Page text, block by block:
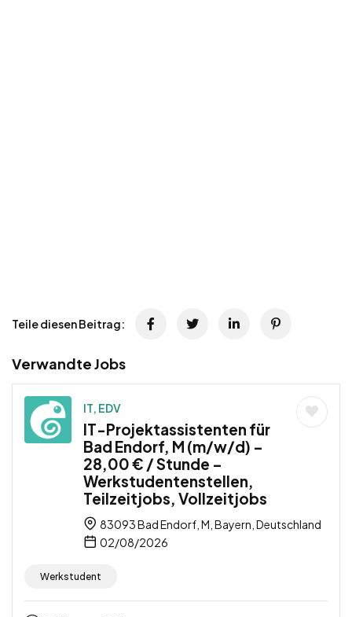
Teile diesen Beitrag:
Verwandte Jobs
IT, EDV
IT-Projektassistenten für
Bad Endorf, M (m/w/d) –
28,00 € / Stunde –
Werkstudentenstellen,
Teilzeitjobs, Vollzeitjobs
83093 Bad Endorf, M, Bayern, Deutschland
02/08/2026
Werkstudent